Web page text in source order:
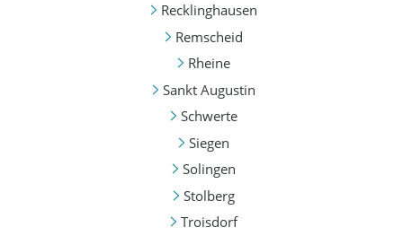
Recklinghausen
Remscheid
Rheine
Sankt Augustin
Schwerte
Siegen
Solingen
Stolberg
Troisdorf